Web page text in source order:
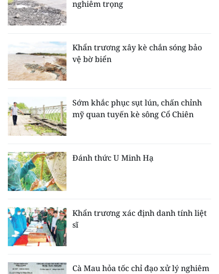
nghiêm trọng
Khẩn trương xây kè chắn sóng bảo
vệ bờ biển
Sớm khắc phục sụt lún, chấn chỉnh
mỹ quan tuyến kè sông Cổ Chiên
Đánh thức U Minh Hạ
Khẩn trương xác định danh tính liệt
sĩ
Cà Mau hỏa tốc chỉ đạo xử lý nghiêm